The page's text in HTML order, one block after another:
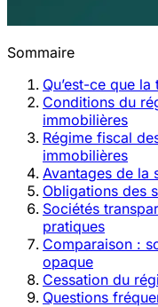
Sommaire
Qu’est-ce que
Conditions du
immobilières
Régime fiscal
immobilières
Avantages de la
Obligations des
Sociétés
pratiques
Comparaison :
opaque
Cessation du
Questions